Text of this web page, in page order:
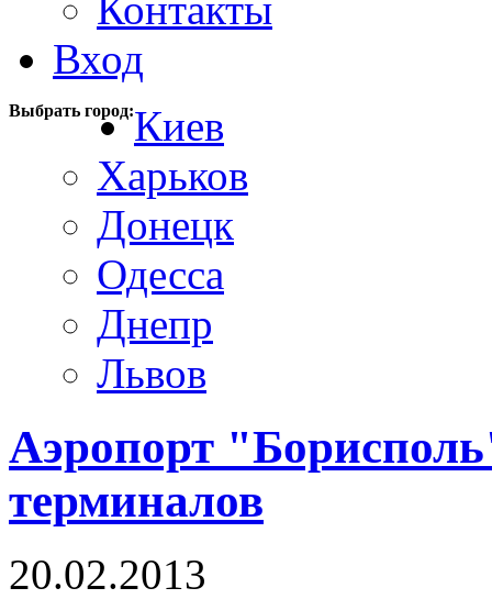
Вход
Выбрать город:Киев
Харьков
Донецк
Одесса
Днепр
Львов
Аэропорт
терминалов
20.02.2013